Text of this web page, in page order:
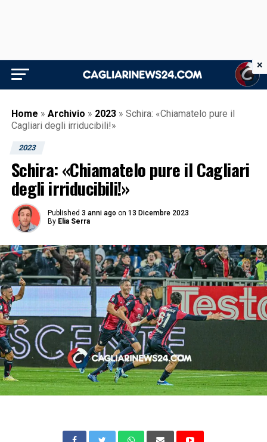
Home » Archivio » 2023 » Schira: «Chiamatelo pure il
Cagliari degli irriducibili!»
2023
Schira: «Chiamatelo pure il Cagliari
degli irriducibili!»
Published 3 anni ago on 13 Dicembre 2023
By Elia Serra
×